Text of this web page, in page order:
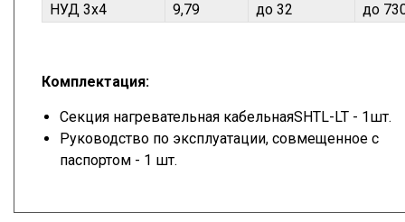
НУД 3х4
9,79 до 32 до
Комплектация:
Секция нагревательная кабельнаяSHTL-LT - 1шт.
Руководство по эксплуатации, совмещенное с
паспортом - 1 шт.